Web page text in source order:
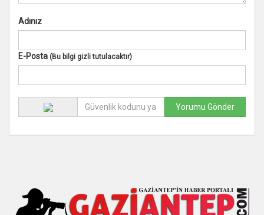
Adınız
E-Posta (Bu bilgi gizli tutulacaktır)